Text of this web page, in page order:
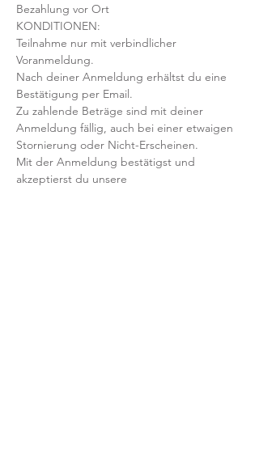
Bezahlung vor Ort
KONDITIONEN:
Teilnahme nur mit verbindlicher
Voranmeldung.
Nach deiner Anmeldung erhältst du eine
Bestätigung per Email.
Zu zahlende Beträge sind mit deiner
Anmeldung fällig, auch bei einer etwaigen
Stornierung oder Nicht-Erscheinen.
Mit der Anmeldung bestätigst und
akzeptierst du unsere